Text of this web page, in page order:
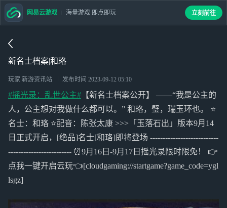
新名士档案|和珞
玩家 新游资讯站 发布时间 2023-09-12 05:10
#摇光录：乱世公主# 【新名士档案公开】 ——“我是公主的
人，公主想对我做什么都可以。” 和珞，璧，瑞玉环也。 ⭐
名士：和珞 ⭐配音：陈张太康 >>>「玉落石出」版本9月14
日正式开启，[绝品]名士[和珞]即将登场 ---------------------------
------------------------- ⏰9月16日-9月17日摇光录限时限免！ 👉
点我一键开启云玩👈[cloudgaming://startgame?game_code=ygl
lsgz]
网易云游戏 海量游戏 即点即玩 立刻前往